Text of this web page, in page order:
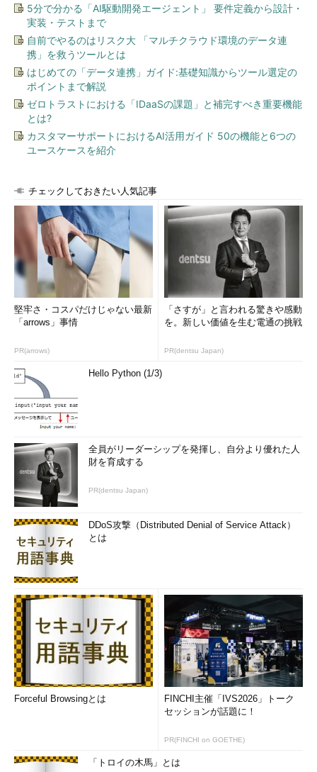
5分で分かる「AI駆動開発エージェント」 要件定義から設計・
実装・テストまで
自前でやるのはリスク大 「マルチクラウド環境のデータ連
携」を救うツールとは
はじめての「データ連携」ガイド:基礎知識からツール選定の
ポイントまで解説
ゼロトラストにおける「IDaaSの課題」と補完すべき重要機能
とは?
カスタマーサポートにおけるAI活用ガイド 50の機能と6つの
ユースケースを紹介
チェックしておきたい人気記事
堅牢さ・コスパだけじゃない最新
「arrows」事情
PR(arrows)
「さすが」と言われる驚きや感動
を。新しい価値を生む電通の挑戦
PR(dentsu Japan)
Hello Python (1/3)
全員がリーダーシップを発揮し、自分より優れた人
財を育成する
PR(dentsu Japan)
DDoS攻撃（Distributed Denial of Service Attack）
とは
Forceful Browsingとは
FINCHI主催「IVS2026」トーク
セッションが話題に！
PR(FINCHI on GOETHE)
「トロイの木馬」とは